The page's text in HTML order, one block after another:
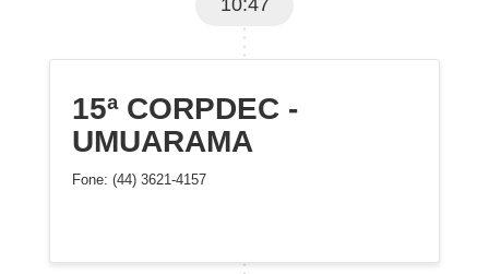
10:47
15ª CORPDEC -
UMUARAMA
Fone: (44) 3621-4157